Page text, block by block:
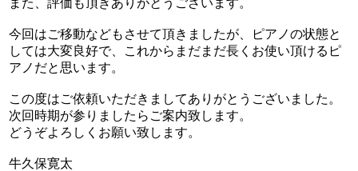
今回はご移動などもさせて頂きましたが、ピアノの状態と
しては大変良好で、これからまだまだ長くお使い頂けるピ
アノだと思います。
この度はご依頼いただきましてありがとうございました。
次回時期が参りましたらご案内致します。
どうぞよろしくお願い致します。
牛久保寛太